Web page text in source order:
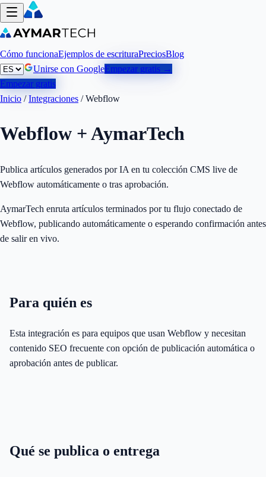
Cómo funcionaEjemplos de escrituraPreciosBlog
Unirse con GoogleEmpezar gratis →
Empezar gratis
Inicio / Integraciones /Webflow
Webflow + AymarTech
Publica artículos generados por IA en tu colección CMS live de
Webflow automáticamente o tras aprobación.
AymarTech enruta artículos terminados por tu flujo conectado de
Webflow, publicando automáticamente o esperando confirmación antes
de salir en vivo.
Para quién es
Esta integración es para equipos que usan Webflow y necesitan
contenido SEO frecuente con opción de publicación automática o
aprobación antes de publicar.
Qué se publica o entrega